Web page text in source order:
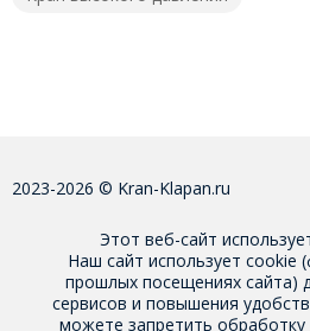
2023-2026 © Kran-Klapan.ru
Этот веб-сайт
Наш сайт использует cookie
прошлых посещениях сайта)
сервисов и повышения
можете запретить обработку